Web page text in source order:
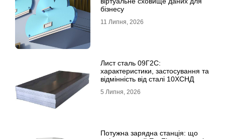
бізнесу
11 Липня, 2026
Лист сталь 09Г2С:
характеристики, застосування та
відмінність від сталі 10ХСНД
5 Липня, 2026
Потужна зарядна станція: що